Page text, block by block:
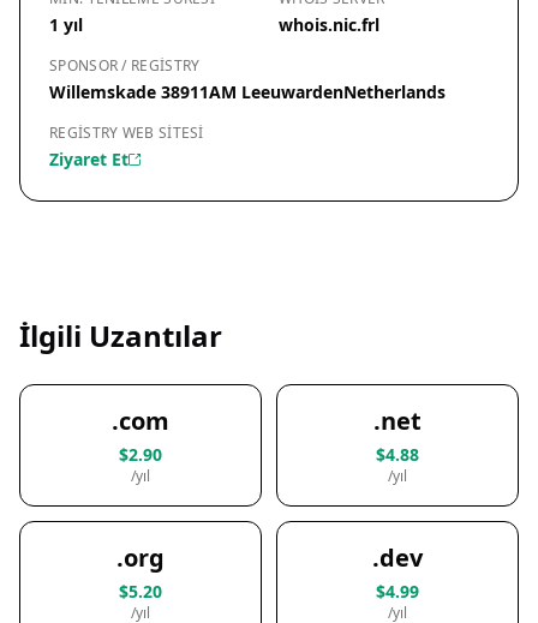
1 yıl whois.nic.frl
SPONSOR / REGISTRY
Willemskade 38911AM LeeuwardenNetherlands
REGISTRY WEB SITESI
Ziyaret Et
İlgili Uzantılar
.com
$2.90
/yıl
.net
$4.88
/yıl
.org
$5.20
/yıl
.dev
$4.99
/yıl